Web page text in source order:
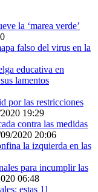
la ‘marea verde’
falso del virus en la
educativa en
lamentos
por las restricciones
19:29
contra las medidas
2020 20:06
la izquierda en las
para incumplir las
06:48
estas 11